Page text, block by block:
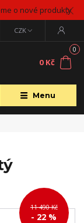
o nové produkty
Menu
CZK
0
0 Kč
11 490 Kč
- 22 %